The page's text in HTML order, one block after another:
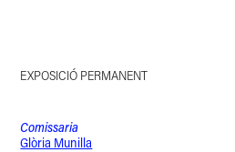
EXPOSICIÓ PERMANENT
Comissaria
Glòria Munilla